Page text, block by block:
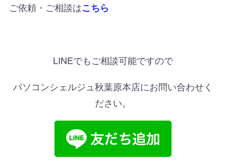
ご依頼・ご相談はこちら
LINEでもご相談可能ですので
パソコンシェルジュ秋葉原本店にお問い合わせく
ださい。